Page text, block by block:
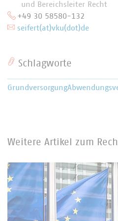
und Bereichsleiter Recht
+49 30 58580-132
seifert(at)vku(dot)de
Schlagworte
Grundversorgung
Weitere Artikel zum